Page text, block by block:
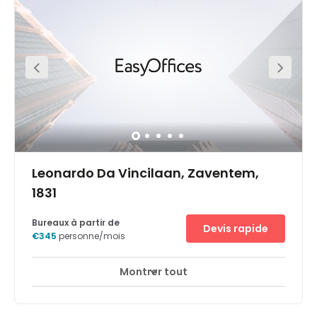
Leonardo Da Vincilaan, Zaventem,
1831
Bureaux à partir de
€345 personne/mois
Devis rapide
Montrer tout